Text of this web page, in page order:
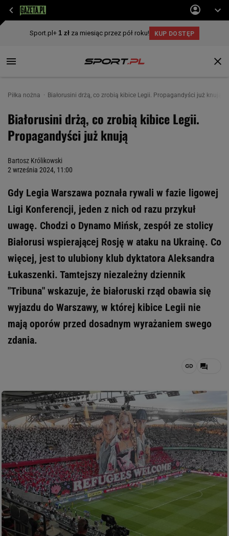
Piłka nożna Białorusini drżą, co zrobią kibice Legii. Propagandyści już knują
Białorusini drżą, co zrobią kibice Legii.
Propagandyści już knują
Bartosz Królikowski
2 września 2024, 11:00
Gdy Legia Warszawa poznała rywali w fazie ligowej
Ligi Konferencji, jeden z nich od razu przykuł
uwagę. Chodzi o Dynamo Mińsk, zespół ze stolicy
Białorusi wspierającej Rosję w ataku na Ukrainę. Co
więcej, jest to ulubiony klub dyktatora Aleksandra
Łukaszenki. Tamtejszy niezależny dziennik
"Tribuna" wskazuje, że białoruski rząd obawia się
wyjazdu do Warszawy, w której kibice Legii nie
mają oporów przed dosadnym wyrażaniem swego
zdania.